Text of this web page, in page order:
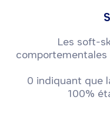
Les soft-
0 indiquant que
100%